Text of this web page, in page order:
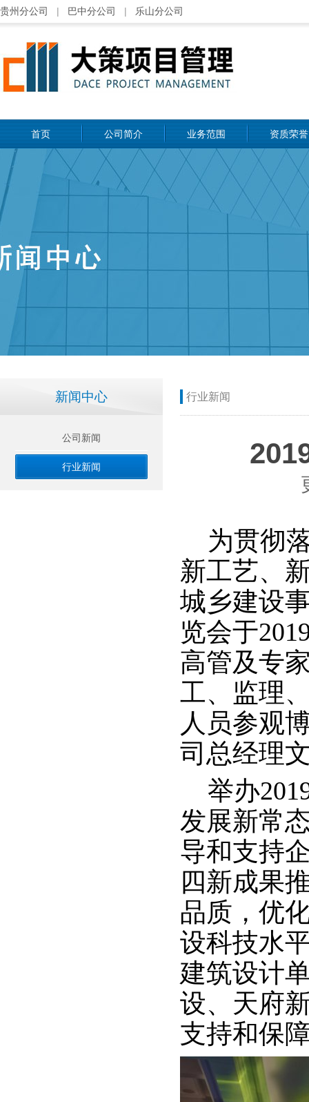
贵州分公司 | 巴中分公司 | 乐山分公司
首页 公司简介 业务范围 资质荣誉
新闻中心
公司新闻
行业新闻
行业新闻
为贯彻
新工艺、
城乡建设
览会于
高管及专
工、监理
人员参观
司总经理
举办
发展新常
导和支持
四新成果
品质，优
设科技水
建筑设计
设、天府
支持和保